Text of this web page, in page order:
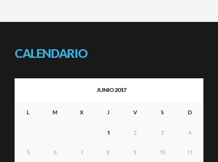
CALENDARIO
JUNIO 2017
L M X J V S D
1 2 3 4
5 6 7 8 9 10 11